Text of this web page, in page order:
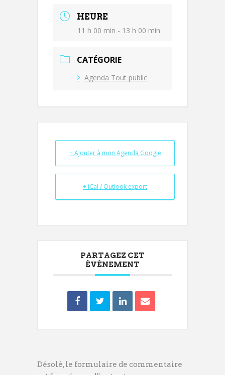
HEURE
11 h 00 min - 13 h 00 min
CATÉGORIE
Agenda Tout public
+ Ajouter à mon Agenda Google
+ iCal / Outlook export
PARTAGEZ CET
ÉVÉNEMENT
Désolé, le formulaire de commentaire